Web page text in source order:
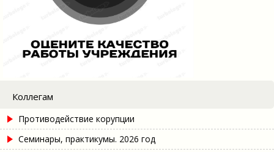
Коллегам
Противодействие корупции
Семинары, практикумы. 2026 год